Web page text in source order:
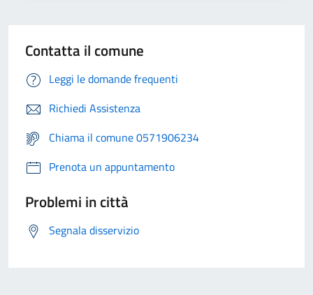
Contatta il comune
Leggi le domande frequenti
Richiedi Assistenza
Chiama il comune 0571906234
Prenota un appuntamento
Problemi in città
Segnala disservizio